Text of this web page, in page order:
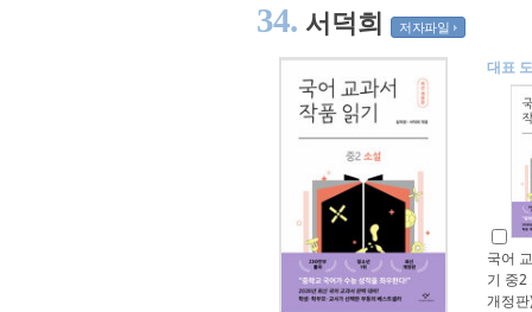
34. 서덕희 저자파일
대표
국어
기 중2
개정